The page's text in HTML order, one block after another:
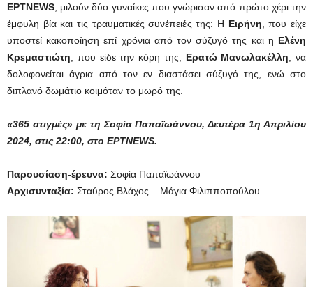
ΕΡΤNEWS , μιλούν δύο γυναίκες που γνώρισαν από πρώτο χέρι την
έμφυλη βία και τις τραυματικές συνέπειές της: Η Ειρήνη , που είχε
υποστεί κακοποίηση επί χρόνια από τον σύζυγό της και η Ελένη
Κρεμαστιώτη , που είδε την κόρη της, Ερατώ Μανωλακέλλη , να
δολοφονείται άγρια από τον εν διαστάσει σύζυγό της, ενώ στο
διπλανό δωμάτιο κοιμόταν το μωρό της.
«365 στιγμές» με τη Σοφία Παπαϊωάννου, Δευτέρα 1η Απριλίου
2024, στις 22:00, στο ΕΡΤNEWS.
Παρουσίαση-έρευνα: Σοφία Παπαϊωάννου
Αρχισυνταξία: Σταύρος Βλάχος – Μάγια Φιλιπποπούλου